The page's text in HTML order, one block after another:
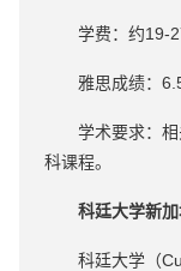
学费：约19-
雅思成绩：6.5
学术要求：相
科课程。
科廷大学新
科廷大学（